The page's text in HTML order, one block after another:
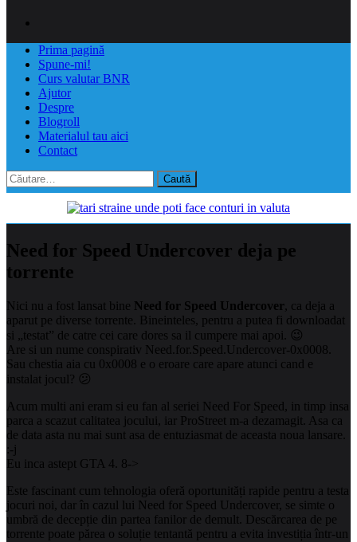
Prima pagină
Spune-mi!
Curs valutar BNR
Ajutor
Despre
Blogroll
Materialul tau aici
Contact
Caută
după:
Need for Speed Undercover deja pe
torrente
Nici nu a fost lansat bine Need for Speed Undercover, ca deja a
aparut pe diverse torrente. Bineinteles, pentru a putea fi downloadat
si „testat” de catre cei care dores sa il cumpere mai apoi. 😉
Are si un nume conspirativ Need.for.Speed.Undercover-0x0008.
Sau chestia aia cu 0x0008 e o eroare care apare atunci cand e
instalat jocul? 😕
Acum multi ani eram si eu fan al seriei Need For Speed, in timp insa
parca a scazut calitatea jocului, iar ProStreet m-a dezamagit. Asa ca
de data asta nu mai sunt asa de entuziasmat de aceasta noua lansare.
:-j
Eu inca astept GTA 4. 8->
Este fascinant cum tehnologia oferă oportunități rapide pentru a testa
jocuri noi, dar în cazul lui Need for Speed Undercover, se simte o
umbră de decepție din partea fanilor de demult. Descărcarea de pe
torrente poate părea o soluție tentantă pentru a evita investiția într-un